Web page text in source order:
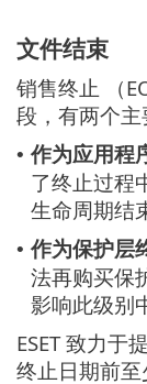
文件结束
销售终止 （
段，有两个主
• 作为应用程
了终止过程
生命周期结
• 作为保护层
法再购买保
影响此级别
ESET 致力于
终止日期前